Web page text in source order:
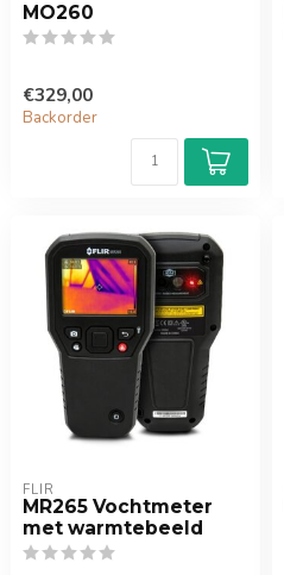
MO260
€329,00
Backorder
FLIR
MR265 Vochtmeter
met warmtebeeld